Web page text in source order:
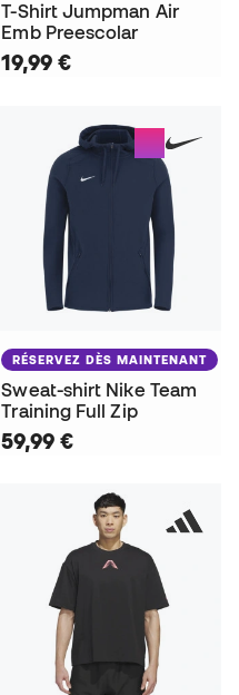
T-Shirt Jumpman Air
Emb Preescolar
19,99 €
RÉSERVEZ DÈS MAINTENANT
Sweat-shirt Nike Team
Training Full Zip
59,99 €